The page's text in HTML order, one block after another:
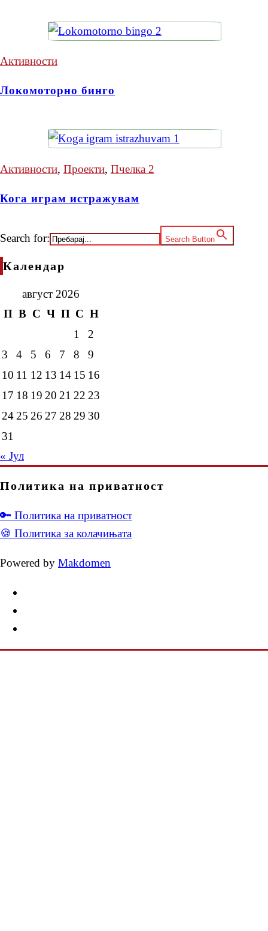
Активности
Локомоторно бинго
Активности, Проекти, Пчелка 2
Кога играм истражувам
Search for: Search Button
Календар
август 2026
П В С Ч П С Н
1
2
3
4 5 6 7 8
9
10 11 12 13 14 15 16
17 18 19 20 21 22 23
24 25 26 27 28 29 30
31
« Јул
Политика на приватност
🔑 Политика на приватност
🍪 Политика за колачињата
Powered by Makdomen